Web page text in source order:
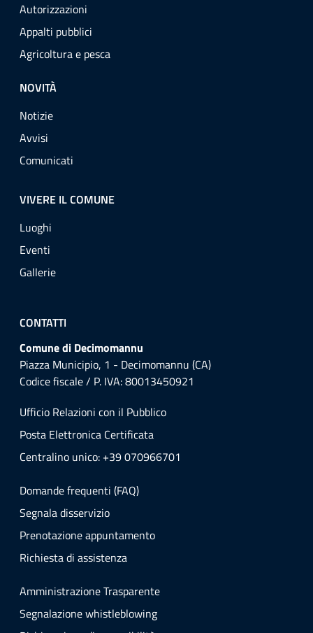
Autorizzazioni
Appalti pubblici
Agricoltura e pesca
NOVITÀ
Notizie
Avvisi
Comunicati
VIVERE IL COMUNE
Luoghi
Eventi
Gallerie
CONTATTI
Comune di Decimomannu
Piazza Municipio, 1 - Decimomannu (CA)
Codice fiscale / P. IVA: 80013450921
Ufficio Relazioni con il Pubblico
Posta Elettronica Certificata
Centralino unico: +39 070966701
Domande frequenti (FAQ)
Segnala disservizio
Prenotazione appuntamento
Richiesta di assistenza
Amministrazione Trasparente
Segnalazione whistleblowing